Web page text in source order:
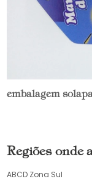
embalagem
Regiões onde
ABCD Zona Sul